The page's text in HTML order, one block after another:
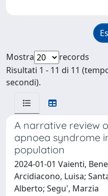
Mostra
records
Risultati 1 - 11 di 11
secondi).
A narrative review
apnoea syndrome
population
2024-01-01 Vaienti,
Arcidiacono, Luisa;
Alberto; Segu', Marzia